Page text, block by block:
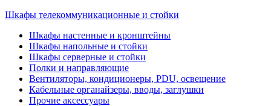
Шкафы телекоммуникационные и стойки
Шкафы настенные и кронштейны
Шкафы напольные и стойки
Шкафы серверные и стойки
Полки и направляющие
Вентиляторы, кондиционеры, PDU, освещение
Кабельные органайзеры, вводы, заглушки
Прочие аксеcсуары